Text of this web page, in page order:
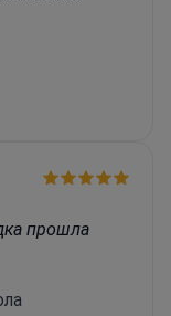
прошла